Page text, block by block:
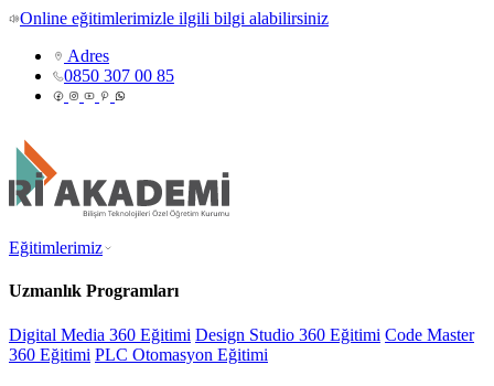
Online eğitimlerimizle ilgili bilgi alabilirsiniz
Adres
0850 307 00 85
Eğitimlerimiz
Uzmanlık Programları
Digital Media 360 Eğitimi Design Studio 360 Eğitimi Code Master
360 Eğitimi PLC Otomasyon Eğitimi